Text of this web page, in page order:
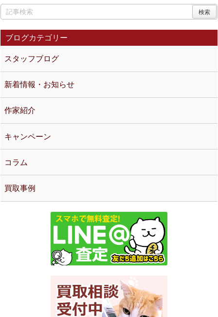
ブログカテゴリー
スタッフブログ
新着情報・お知らせ
作家紹介
キャンペーン
コラム
買取事例